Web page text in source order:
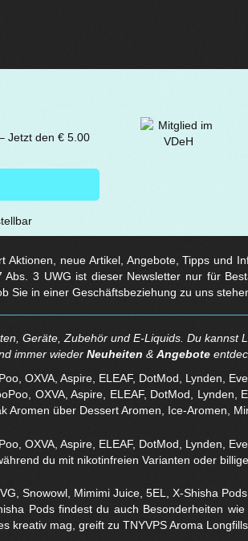
Jetzt den € 5.00
Aktionen, neue Artikel, Angebote, Tipps und
3 UWG ist dieser Newsletter nur für
Sie in einer Geschäftsbeziehung zu uns
Geräte, Zubehör und E-Liquids. Du kannst
immer wieder Neuheiten & Angebote
OXVA, Aspire, ELEAF, DotMod,
Aromen über Dessert Aromen, Ice-Aromen,
du mit nikotinfreien Varianten oder
Pods findest du auch Besonderheiten
kreativ mag, greift zu TNYVPS Aroma Longfills.